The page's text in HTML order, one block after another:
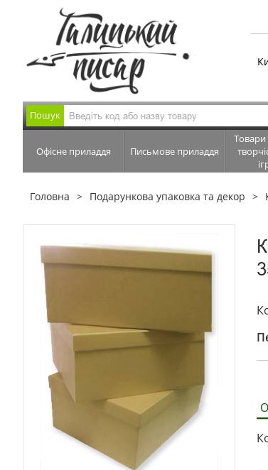
Пошук
Офісне приладдя Письмове приладдя
Головна Подарункова упаковка та декор